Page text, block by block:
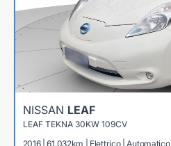
NISSAN LEAF
LEAF TEKNA 30KW 109CV
2016 | 61.032km | Elettrico | Automatico